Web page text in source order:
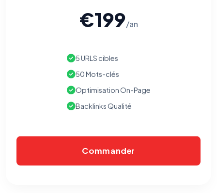
€199/an
5 URLS cibles
50 Mots-clés
Optimisation On-Page
Backlinks Qualité
Commander